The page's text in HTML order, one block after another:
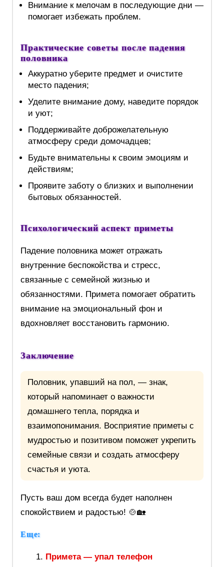
Внимание к мелочам в последующие дни —
помогает избежать проблем.
Практические советы после падения
половника
Аккуратно уберите предмет и очистите
место падения;
Уделите внимание дому, наведите порядок
и уют;
Поддерживайте доброжелательную
атмосферу среди домочадцев;
Будьте внимательны к своим эмоциям и
действиям;
Проявите заботу о близких и выполнении
бытовых обязанностей.
Психологический аспект приметы
Падение половника может отражать
внутренние беспокойства и стресс,
связанные с семейной жизнью и
обязанностями. Примета помогает обратить
внимание на эмоциональный фон и
вдохновляет восстановить гармонию.
Заключение
Половник, упавший на пол, — знак,
который напоминает о важности
домашнего тепла, порядка и
взаимопонимания. Восприятие приметы с
мудростью и позитивом поможет укрепить
семейные связи и создать атмосферу
счастья и уюта.
Пусть ваш дом всегда будет наполнен
спокойствием и радостью! 🍲🏡
Еще:
Примета — упал телефон